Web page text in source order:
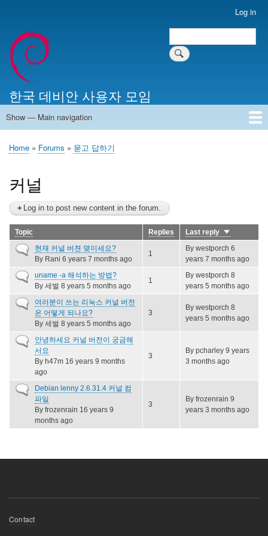
account
menu
Log in
Search
한국 데비안 사용자 모임
Main
Show — Main navigation
Home
알리는 말씀
최근 게시물
위키 문서
미러 서버
Breadcrumb
Home Forums 묻고 답하기
커널
Log in to post new content in the forum.
Topic Replies Last reply Sort
ascending
Normal
topic
현재 커널 버젼 몆이세요?
By Rani 6 years 7 months ago
1
By westporch 6
years 7 months ago
Normal
topic
uname -a 해석하는 방법?
By 세벌 8 years 5 months ago
1
By westporch 8
years 5 months ago
Normal
topic
여러분이 쓰는 리눅스 커널 버전
은 어떻게 되나요?
By 세벌 8 years 5 months ago
3
By westporch 8
years 5 months ago
Normal
topic
안녕하세요 커널 버전이 궁금해
서요
By h47m 16 years 9 months
ago
3
By pcharley 9 years
3 months ago
Normal
topic
Debian lenny 2.6.31.4 커널 컴
파일
By frozenrain 16 years 9
months ago
3
By frozenrain 9
years 3 months ago
Footer
Contact